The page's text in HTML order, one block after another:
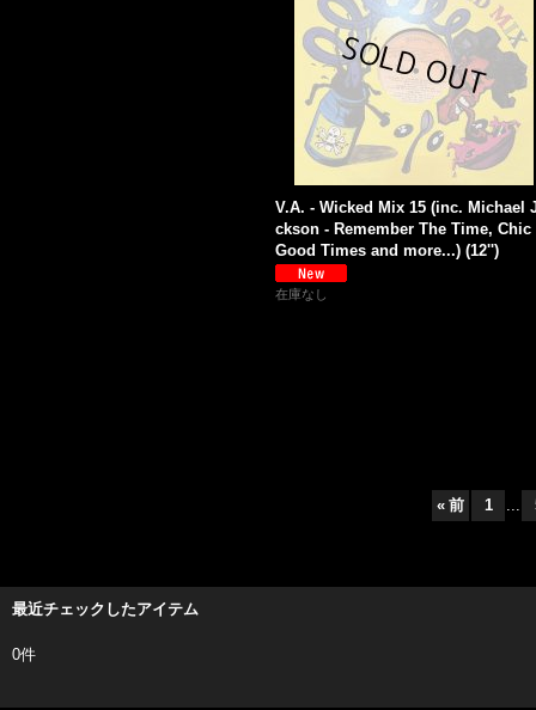
V.A. - Wicked Mix 15 (inc. Michael
ckson - Remember The Time, Chic
Good Times and more...) (12'')
在庫なし
« 前 1 ...
最近チェックしたアイテム
0件